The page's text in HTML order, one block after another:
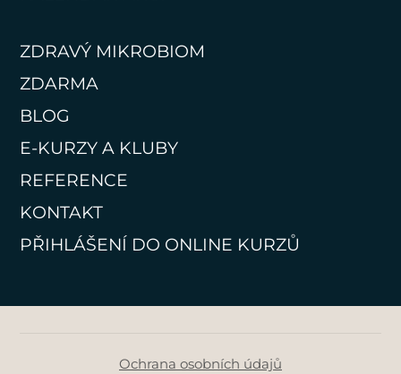
ZDRAVÝ MIKROBIOM
ZDARMA
BLOG
E-KURZY A KLUBY
REFERENCE
KONTAKT
PŘIHLÁŠENÍ DO ONLINE KURZŮ
Ochrana osobních údajů